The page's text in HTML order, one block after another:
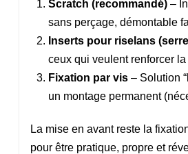
Scratch (recommandé) –
sans perçage, démontable
Inserts pour riselans
ceux qui veulent renforcer la
Fixation par vis – Solution
un montage permanent
La mise en avant reste la
pour être pratique, propre et